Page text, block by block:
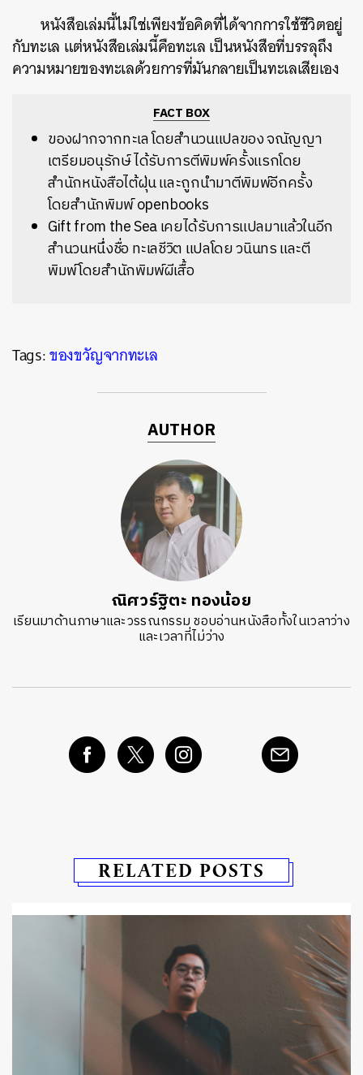
หนังสือเล่มนี้ไม่ใช่เพียงข้อคิดที่ได้จากการใช้ชีวิตอยู่
กับทะเล แต่หนังสือเล่มนี้คือทะเล เป็นหนังสือที่บรรลุถึง
ความหมายของทะเลด้วยการที่มันกลายเป็นทะเลเสียเอง
FACT BOX
ของฝากจากทะเล โดยสำนวนแปลของ จณัญญา
เตรียมอนุรักษ์ ได้รับการตีพิมพ์ครั้งแรกโดย
สำนักหนังสือไต้ฝุ่น และถูกนำมาตีพิมพ์อีกครั้ง
โดยสำนักพิมพ์ openbooks
Gift from the Sea เคยได้รับการแปลมาแล้วในอีก
สำนวนหนึ่งชื่อ ทะเลชีวิต แปลโดย วนินทร และตี
พิมพ์โดยสำนักพิมพ์ผีเสื้อ
Tags:ของขวัญจากทะเล
AUTHOR
ณิศวร์ฐิตะ ทองน้อย
เรียนมาด้านภาษาและวรรณกรรม ชอบอ่านหนังสือทั้งในเวลาว่าง
และเวลาที่ไม่ว่าง
RELATED POSTS